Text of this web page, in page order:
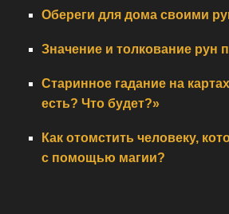
Обереги для дома своими
Значение и толкование рун
Старинное гадание на
есть? Что будет?»
Как отомстить человеку,
с помощью магии?